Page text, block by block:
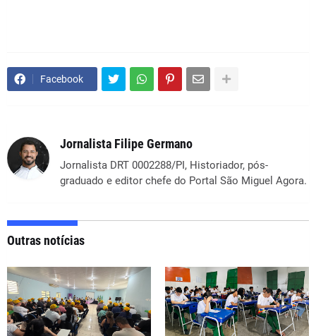
Facebook
Jornalista Filipe Germano
Jornalista DRT 0002288/PI, Historiador, pós-
graduado e editor chefe do Portal São Miguel Agora.
Outras notícias